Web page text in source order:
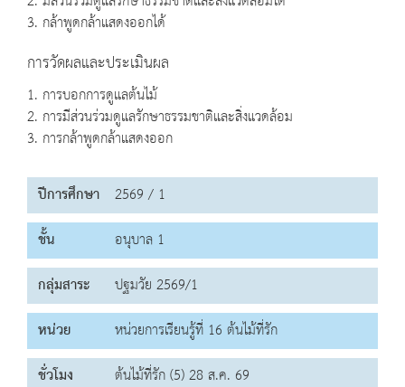
3. กล้าพูดกล้าแสดงออกได้
การวัดผลและประเมินผล
1. การบอกการดูแลต้นไม้
2. การมีส่วนร่วมดูแลรักษาธรรมชาติและสิ่งแวดล้อม
3. การกล้าพูดกล้าแสดงออก
ปีการศึกษา 2569 / 1
ชั้น
อนุบาล 1
กลุ่มสาระ
ปฐมวัย 2569/1
หน่วย
หน่วยการเรียนรู้ที่ 16 ต้นไม้ที่รัก
ชั่วโมง
ต้นไม้ที่รัก (5) 28 ส.ค. 69